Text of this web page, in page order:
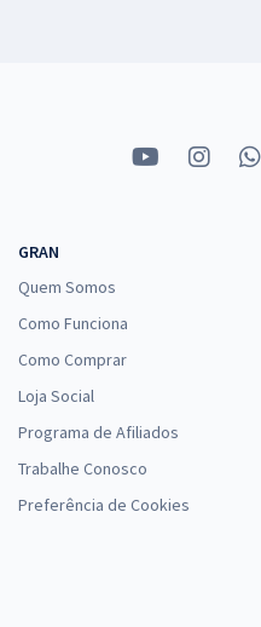
GRAN
Quem Somos
Como Funciona
Como Comprar
Loja Social
Programa de Afiliados
Trabalhe Conosco
Preferência de Cookies